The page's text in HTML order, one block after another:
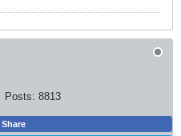
Posts: 8813
Share